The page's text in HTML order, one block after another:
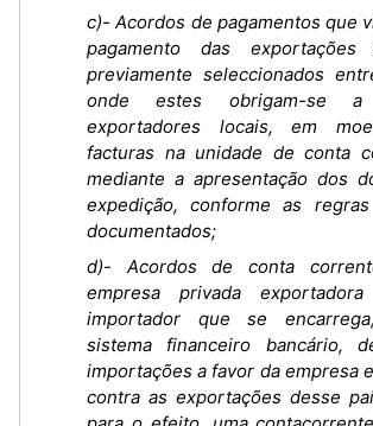
c)- Acordos de pagamentos que
pagamento das
previamente seleccionados
onde estes obrigam-se
exportadores locais, em
facturas na unidade de conta
mediante a apresentação dos
expedição, conforme as
documentados;
d)- Acordos de conta
empresa privada
importador que se
sistema financeiro bancário,
importações a favor da empresa
contra as exportações desse